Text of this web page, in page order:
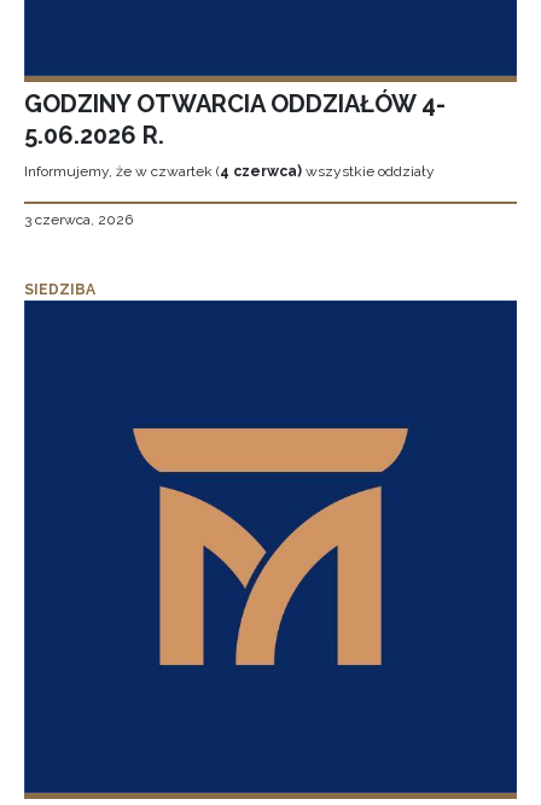
GODZINY OTWARCIA ODDZIAŁÓW 4-
5.06.2026 R.
Informujemy, że w czwartek (4 czerwca) wszystkie oddziały
3 czerwca, 2026
SIEDZIBA